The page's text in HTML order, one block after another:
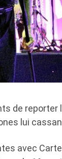
de reporter
lui
avec